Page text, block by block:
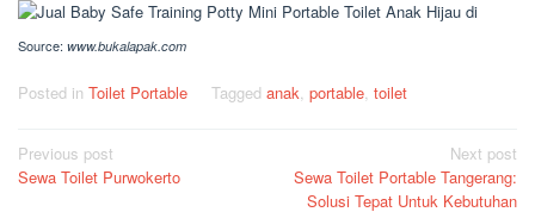
Source: www.bukalapak.com
Posted in Toilet Portable Tagged anak, portable, toilet
Post
navigation
Previous post
Sewa Toilet Purwokerto
Next post
Sewa Toilet Portable Tangerang:
Solusi Tepat Untuk Kebutuhan